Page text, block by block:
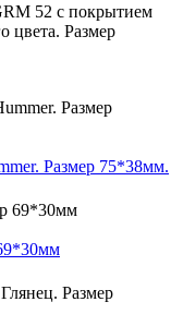
52 с покрытием
цвета. Размер
Размер 75*38мм.